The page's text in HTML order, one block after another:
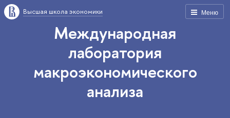
Меню
Высшая школа экономики
Международная
лаборатория
макроэкономического
анализа